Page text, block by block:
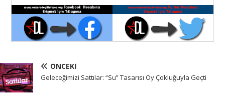
ÖNCEKI
Geleceğimizi Sattılar: “Su” Tasarısı Oy Çokluğuyla Geçti